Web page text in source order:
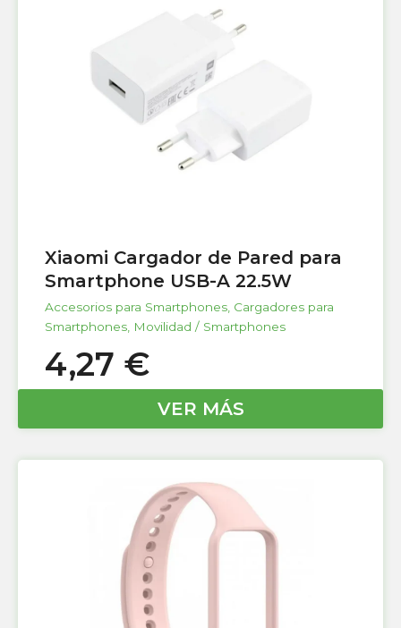
Xiaomi Cargador de Pared para
Smartphone USB-A 22.5W
Accesorios para Smartphones Cargadores para
Smartphones Movilidad / Smartphones
4,27 €
VER MÁS